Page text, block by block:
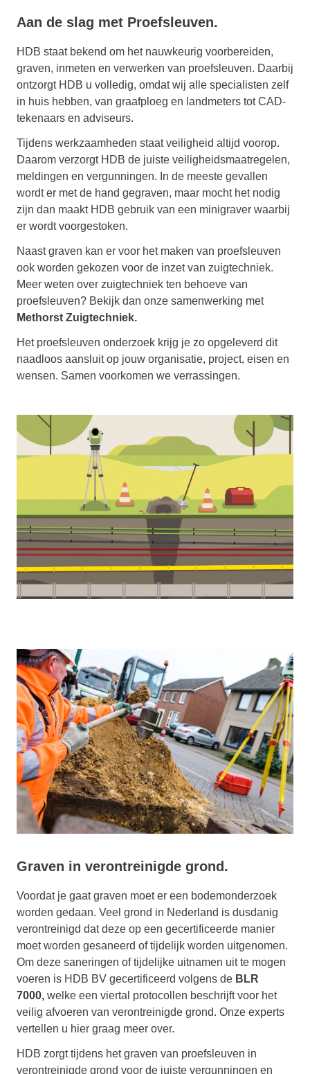
Aan de slag met Proefsleuven.
HDB staat bekend om het nauwkeurig voorbereiden,
graven, inmeten en verwerken van proefsleuven. Daarbij
ontzorgt HDB u volledig, omdat wij alle specialisten zelf
in huis hebben, van graafploeg en landmeters tot CAD-
tekenaars en adviseurs.
Tijdens werkzaamheden staat veiligheid altijd voorop.
Daarom verzorgt HDB de juiste veiligheidsmaatregelen,
meldingen en vergunningen. In de meeste gevallen
wordt er met de hand gegraven, maar mocht het nodig
zijn dan maakt HDB gebruik van een minigraver waarbij
er wordt voorgestoken.
Naast graven kan er voor het maken van proefsleuven
ook worden gekozen voor de inzet van zuigtechniek.
Meer weten over zuigtechniek ten behoeve van
proefsleuven? Bekijk dan onze samenwerking met
Methorst Zuigtechniek.
Het proefsleuven onderzoek krijg je zo opgeleverd dit
naadloos aansluit op jouw organisatie, project, eisen en
wensen. Samen voorkomen we verrassingen.
Graven in verontreinigde grond.
Voordat je gaat graven moet er een bodemonderzoek
worden gedaan. Veel grond in Nederland is dusdanig
verontreinigd dat deze op een gecertificeerde manier
moet worden gesaneerd of tijdelijk worden uitgenomen.
Om deze saneringen of tijdelijke uitnamen uit te mogen
voeren is HDB BV gecertificeerd volgens de BLR
7000, welke een viertal protocollen beschrijft voor het
veilig afvoeren van verontreinigde grond. Onze experts
vertellen u hier graag meer over.
HDB zorgt tijdens het graven van proefsleuven in
verontreinigde grond voor de juiste vergunningen en